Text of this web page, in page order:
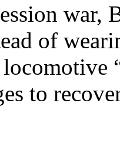
war,
of
to